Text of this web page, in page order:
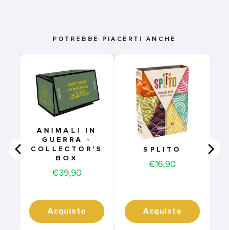
POTREBBE PIACERTI ANCHE
ANIMALI IN
GUERRA -
COLLECTOR'S
BOX
Price
€39,90
Acquista
SPLITO
Price
€16,90
Acquista